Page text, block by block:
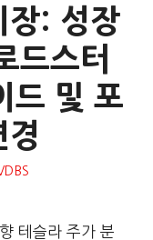
장: 성장
드스터
드 및 포
경
테슬라 주가 분